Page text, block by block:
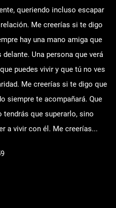
queriendo incluso escapar
Me creerías si te digo
hay una mano amiga que
delante. Una persona que verá
puedes vivir y que tú no ves
Me creerías si te digo que
siempre te acompañará. Que
tendrás que superarlo, sino
a vivir con él. Me creerías...